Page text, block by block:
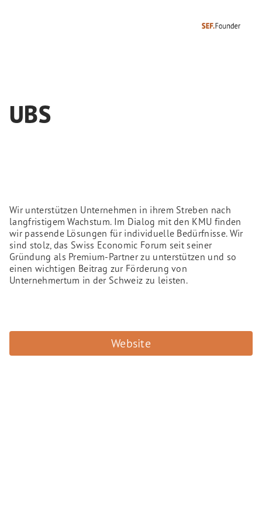
UBS
Wir unterstützen Unternehmen in ihrem Streben nach
langfristigem Wachstum. Im Dialog mit den KMU finden
wir passende Lösungen für individuelle Bedürfnisse. Wir
sind stolz, das Swiss Economic Forum seit seiner
Gründung als Premium-Partner zu unterstützen und so
einen wichtigen Beitrag zur Förderung von
Unternehmertum in der Schweiz zu leisten.
Website